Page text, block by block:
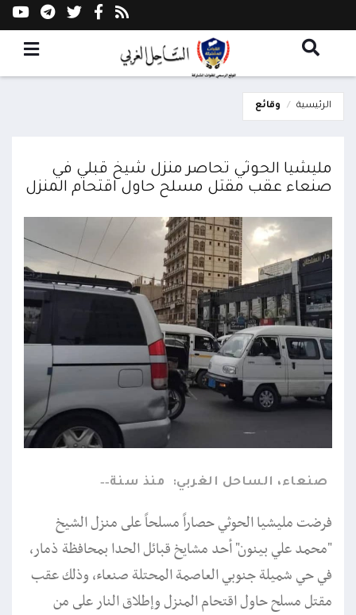
الرئيسية وقائع
مليشيا الحوثي تحاصر منزل شيخ قبلي في
صنعاء عقب مقتل مسلح حاول اقتحام المنزل
صنعاء، الساحل الغربي: منذ سنة
فرضت مليشيا الحوثي حصاراً مسلحاً على منزل الشيخ
"محمد علي بينون" أحد مشايخ قبائل الحدا بمحافظة ذمار،
في حي شميلة جنوبي العاصمة المحتلة صنعاء، وذلك عقب
مقتل مسلح حاول اقتحام المنزل وإطلاق النار على من